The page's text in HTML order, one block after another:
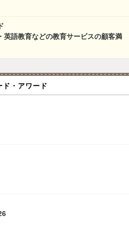
英語教育などの教育サービスの顧客満
ド・アワード